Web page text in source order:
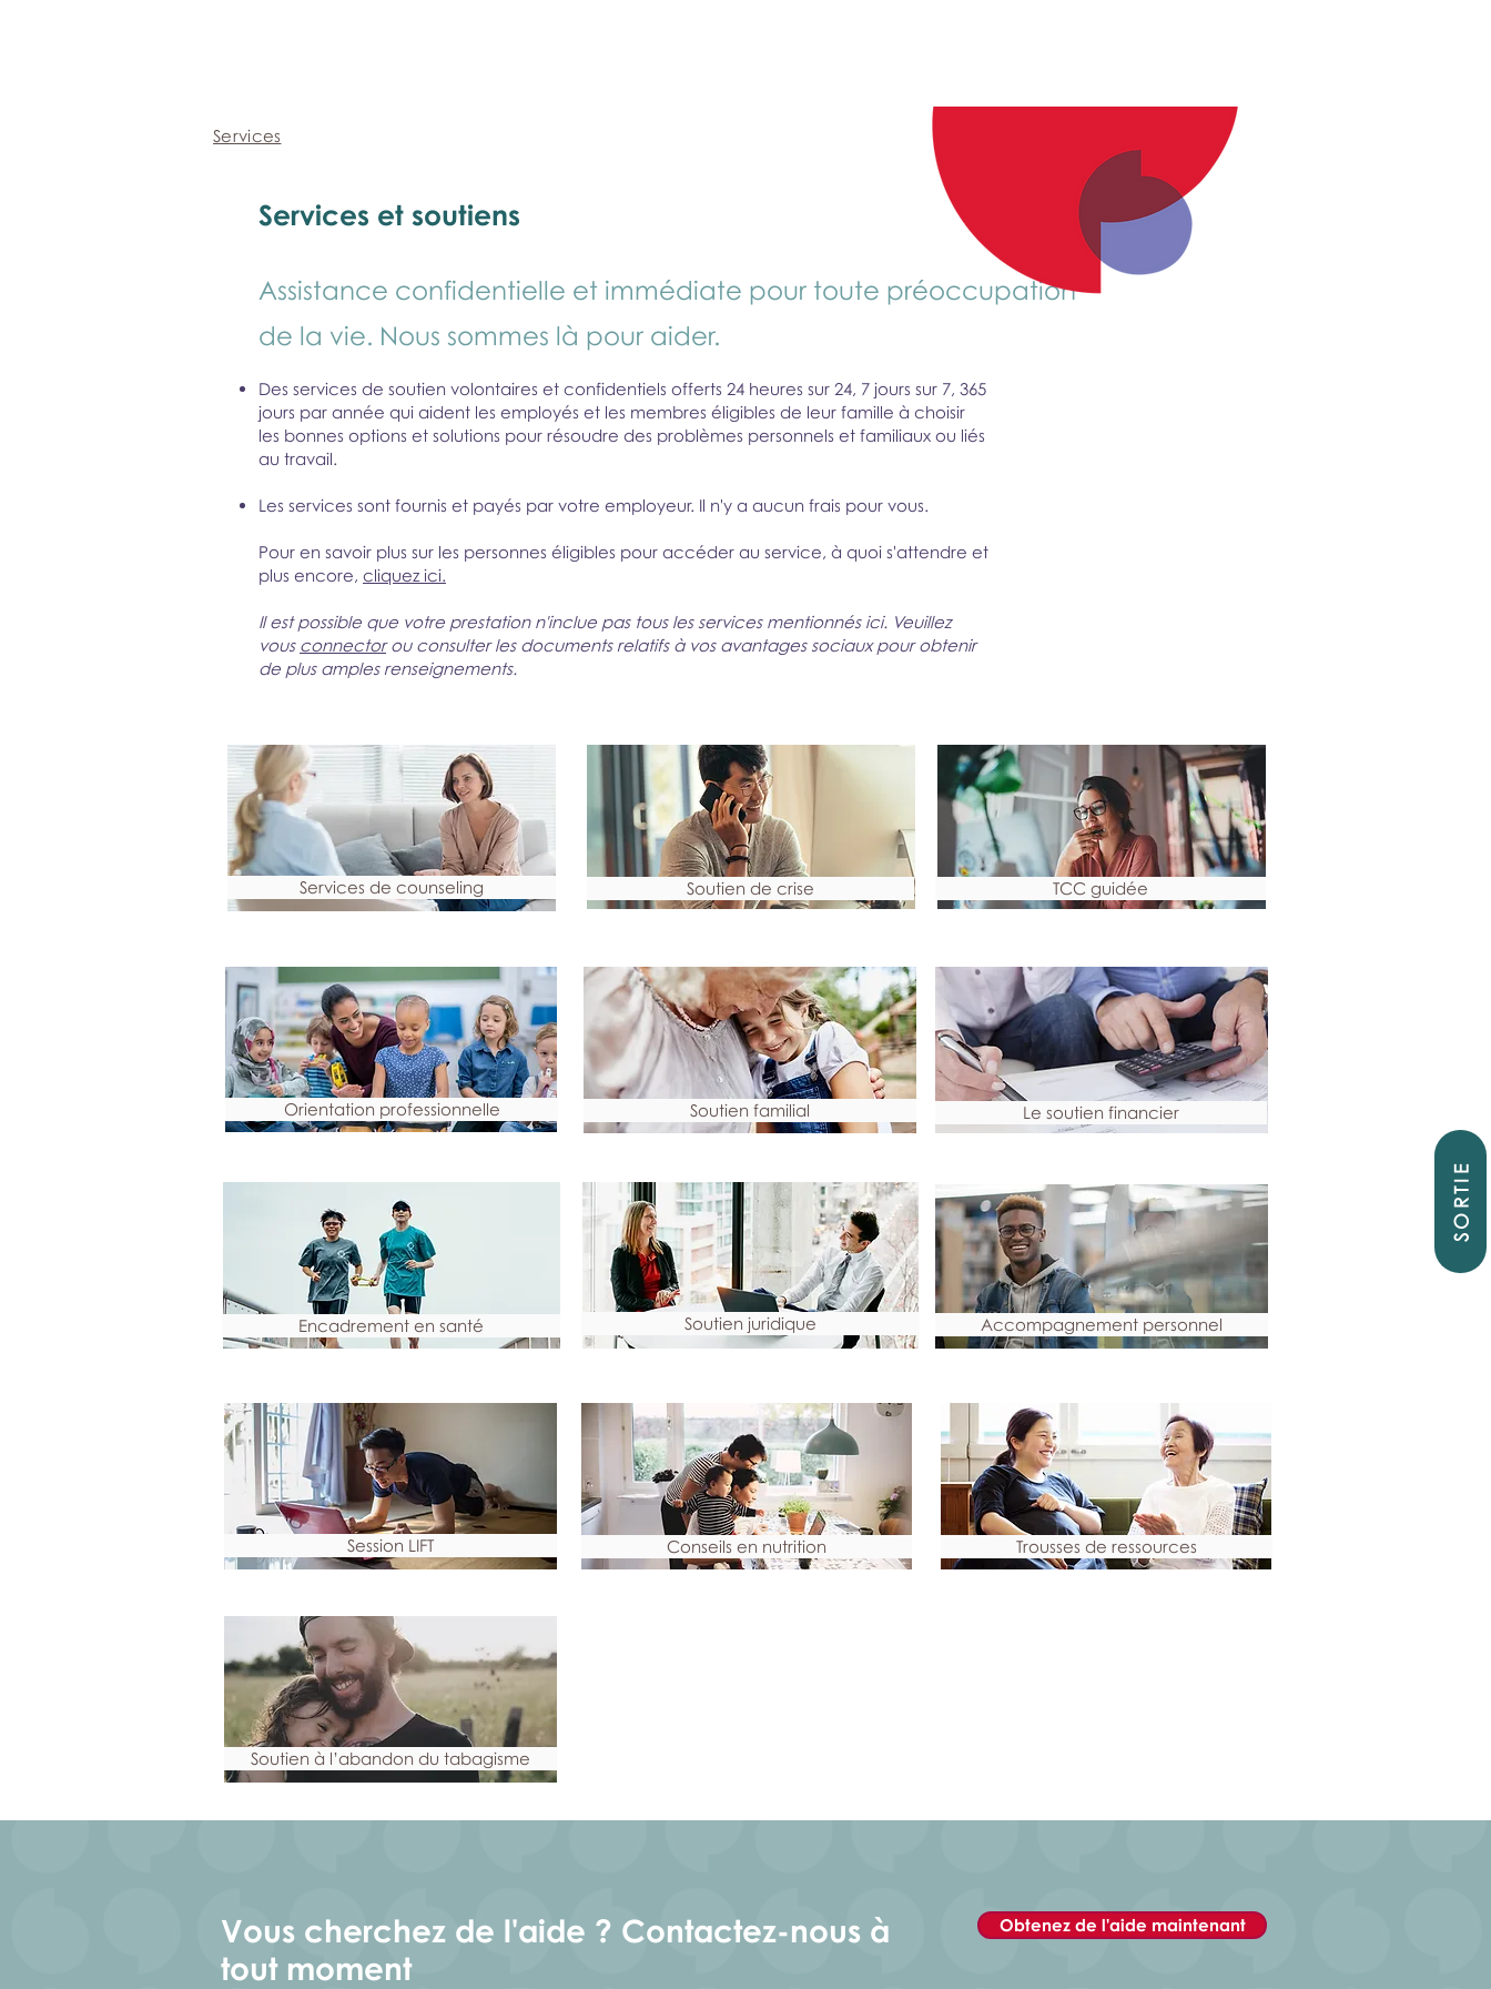
SORTIE
Services
Services et soutiens
Assistance confidentielle et immédiate pour toute préoccupation
de la vie. Nous sommes là pour aider.
Des services de soutien volontaires et confidentiels offerts 24 heures sur 24, 7 jours sur 7, 365
jours par année qui aident les employés et les membres éligibles de leur famille à choisir
les bonnes options et solutions pour résoudre des problèmes personnels et familiaux ou liés
au travail.
Les services sont fournis et payés par votre employeur. Il n'y a aucun frais pour vous.
Pour en savoir plus sur les personnes éligibles pour accéder au service, à quoi s'attendre et
plus encore, cliquez ici.
Il est possible que votre prestation n'inclue pas tous les services mentionnés ici. Veuillez
vous connectorou consulter les documents relatifs à vos avantages sociaux pour obtenir
de plus amples renseignements.
Services de counseling Soutien de crise TCC guidée
Orientation professionnelle Soutien familial Le soutien financier
Encadrement en santé Soutien juridique Accompagnement personnel
Session LIFT Conseils en nutrition Trousses de ressources
Soutien à l’abandon du tabagisme
Vous cherchez de l'aide ? Contactez-nous à
tout moment
Obtenez de l'aide maintenant